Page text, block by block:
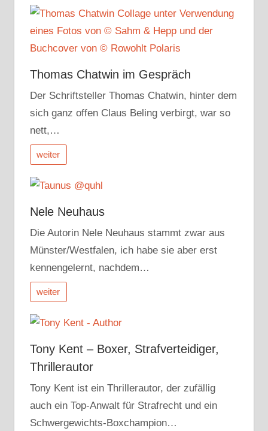
Thomas Chatwin im Gespräch
Der Schriftsteller Thomas Chatwin, hinter dem
sich ganz offen Claus Beling verbirgt, war so
nett,…
weiter
Nele Neuhaus
Die Autorin Nele Neuhaus stammt zwar aus
Münster/Westfalen, ich habe sie aber erst
kennengelernt, nachdem…
weiter
Tony Kent – Boxer, Strafverteidiger,
Thrillerautor
Tony Kent ist ein Thrillerautor, der zufällig
auch ein Top-Anwalt für Strafrecht und ein
Schwergewichts-Boxchampion…